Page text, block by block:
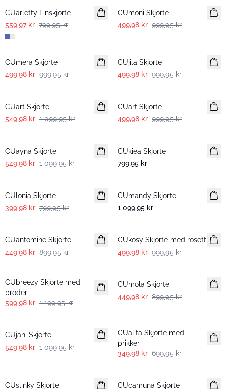
CUarletty Linskjorte
559,97 kr 799,95 kr
CUmoni Skjorte
499,98 kr 999,95 kr
-50%
CUmera Skjorte
499,98 kr 999,95 kr
CUjila Skjorte
499,98 kr 999,95 kr
CUart Skjorte
549,98 kr 1 099,95 kr
CUart Skjorte
499,98 kr 999,95 kr
CUayna Skjorte
549,98 kr 1 099,95 kr
CUkiea Skjorte
799,95 kr
CUlonia Skjorte
399,98 kr 799,95 kr
CUmandy Skjorte
1 099,95 kr
CUantomine Skjorte
449,98 kr 899,95 kr
CUkosy Skjorte med rosett
499,98 kr 999,95 kr
CUbreezy Skjorte med
broderi
599,98 kr 1 199,95 kr
CUmola Skjorte
449,98 kr 899,95 kr
CUjani Skjorte
549,98 kr 1 099,95 kr
CUalita Skjorte med
prikker
349,98 kr 699,95 kr
CUslinky Skjorte CUcamuna Skjorte